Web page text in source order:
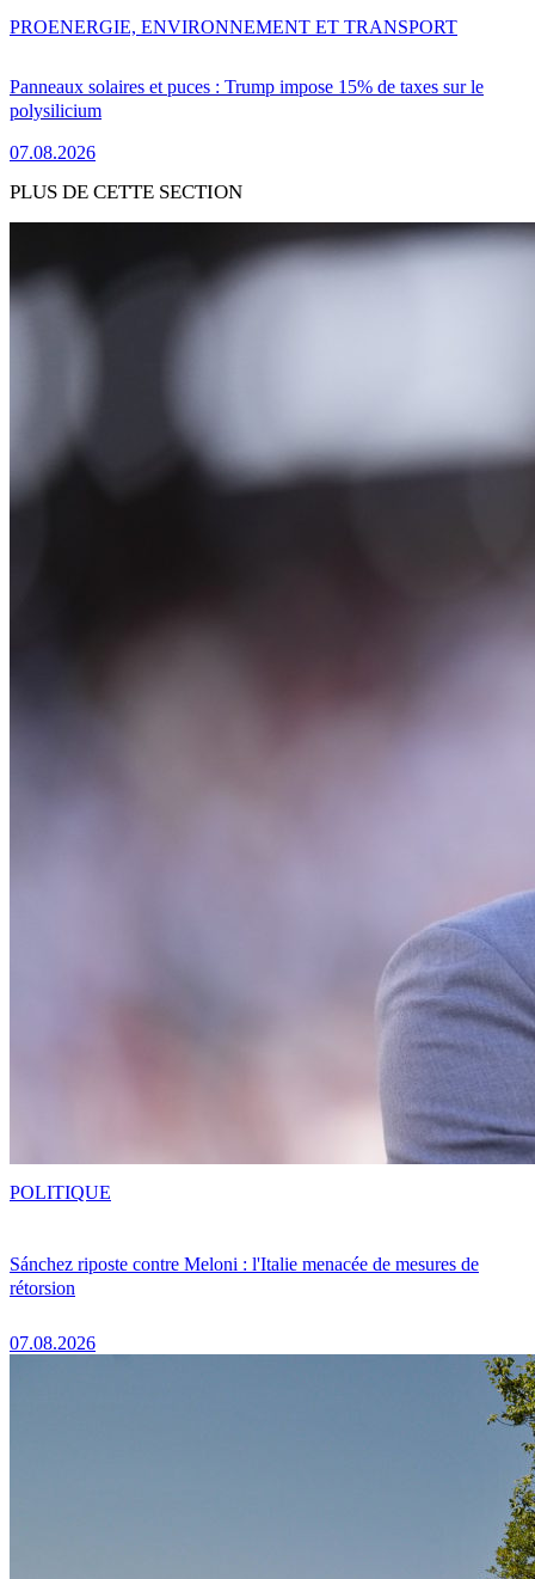
Panneaux solaires et puces : Trump impose 15% de taxes sur le
polysilicium
07.08.2026
PROENERGIE, ENVIRONNEMENT ET TRANSPORT
PLUS DE CETTE SECTION
Sánchez riposte contre Meloni : l'Italie menacée de mesures de
rétorsion
07.08.2026
POLITIQUE